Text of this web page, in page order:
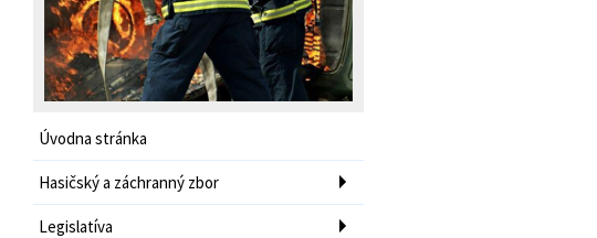
Úvodna stránka
Hasičský a záchranný zbor
Legislatíva